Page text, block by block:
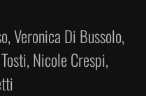
Veronica Di Bussolo,
Nicole Crespi,